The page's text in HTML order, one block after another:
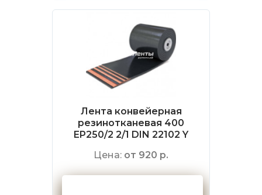
Лента конвейерная
резинотканевая 400
EP250/2 2/1 DIN 22102 Y
Цена: от 920 р.